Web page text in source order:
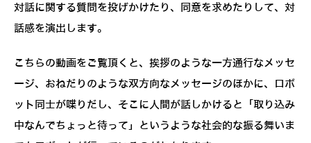
対話に関する質問を投げかけたり、同意を求めたりして、対
話感を演出します。
こちらの動画をご覧頂くと、挨拶のような一方通行なメッセ
ージ、おねだりのような双方向なメッセージのほかに、ロボ
ット同士が喋りだし、そこに人間が話しかけると「取り込み
中なんでちょっと待って」というような社会的な振る舞いま